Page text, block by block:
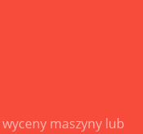
maszyny lub